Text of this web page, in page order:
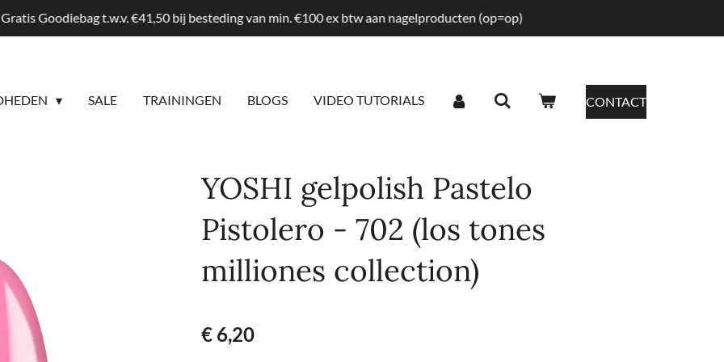
Goodiebag t.w.v. €41,50 bij besteding van min. €100 ex btw aan nagelproducten (op=op)
SALE TRAININGEN BLOGS VIDEO TUTORIALS CONTACT
YOSHI gelpolish Pastelo
Pistolero - 702 (los tones
milliones collection)
€ 6,20